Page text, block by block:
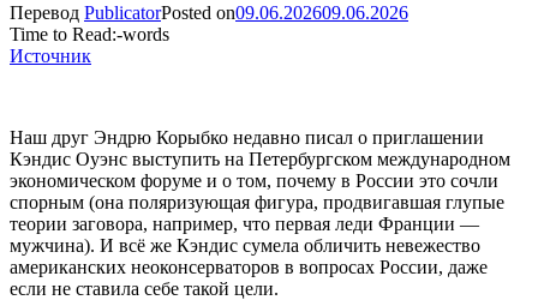
Перевод PublicatorPosted on09.06.202609.06.2026
Time to Read:-words
Источник
Наш друг Эндрю Корыбко недавно писал о приглашении
Кэндис Оуэнс выступить на Петербургском международном
экономическом форуме и о том, почему в России это сочли
спорным (она поляризующая фигура, продвигавшая глупые
теории заговора, например, что первая леди Франции —
мужчина). И всё же Кэндис сумела обличить невежество
американских неоконсерваторов в вопросах России, даже
если не ставила себе такой цели.